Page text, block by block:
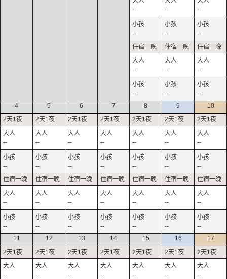
--
--
--
--
--
--
--
--
--
--
--
--
4
--
--
--
--
5
--
--
--
--
6
--
--
--
--
7
--
--
--
--
8
--
--
--
--
9
--
--
--
--
10
--
--
--
--
11
--
12
--
13
--
14
--
15
--
16
--
17
--